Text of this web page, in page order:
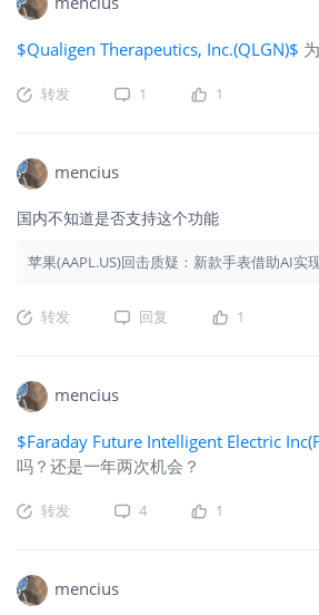
$Qualigen Therapeutics, Inc.(QLGN)$
转发 1 1
mencius
国内不知道是否支持这个功能
苹果(AAPL.US)回击质疑：新款手表借助AI实
转发 回复 1
mencius
$Faraday Future Intelligent Electric
吗？还是一年两次机会？
转发 4 1
mencius